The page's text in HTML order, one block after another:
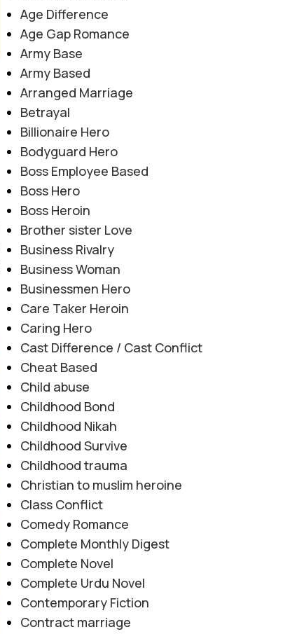
06
AUG
Age Difference
Age Gap Romance
Army Base
Army Based
Arranged Marriage
Betrayal
Billionaire Hero
Bodyguard Hero
Boss Employee Based
Boss Hero
Boss Heroin
Brother sister Love
Business Rivalry
Business Woman
Businessmen Hero
Care Taker Heroin
Caring Hero
Cast Difference / Cast Conflict
Cheat Based
Child abuse
Childhood Bond
Childhood Nikah
Childhood Survive
Childhood trauma
Christian to muslim heroine
Class Conflict
Comedy Romance
Complete Monthly Digest
Complete Novel
Complete Urdu Novel
Contemporary Fiction
Contract marriage